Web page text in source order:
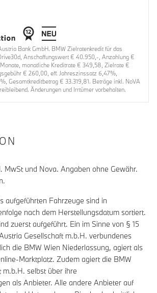
Bank GmbH. BMW Zielratenkredit für das
Anschaffungswert € 40.950,-, Anzahlung €
monatliche Kreditrate € 349,58, Zielrate €
€ 260,00, eff. Jahreszinssatz 6,47%,
Gesamtkreditbetrag € 33.319,81. Beträge inkl. NoVA
Änderungen und Irrtümer vorbehalten.
MwSt und Nova. Angaben ohne Gewähr.
aufgeführten Fahrzeuge sind in
nach dem Herstellungsdatum sortiert.
zuerst aufgeführt. Ein im Sinne von § 15
Gesellschaft m.b.H. verbundenes
die BMW Wien Niederlassung, agiert als
Marktplatz. Zudem agiert die BMW
m.b.H. selbst über ihre
als Anbieter. Alle andere Anbieter auf